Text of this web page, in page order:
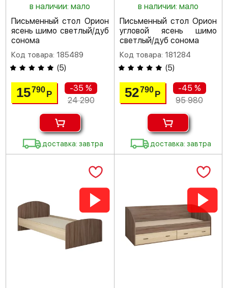
в наличии: мало
Письменный стол Орион
ясень шимо светлый/дуб
сонома
Код товара: 185489
(5)
15790Р
-35 %
24 290
доставка: завтра
в наличии: мало
Письменный стол Орион
угловой ясень шимо
светлый/дуб сонома
Код товара: 181284
(5)
52790 Р
-45 %
95 980
доставка: завтра